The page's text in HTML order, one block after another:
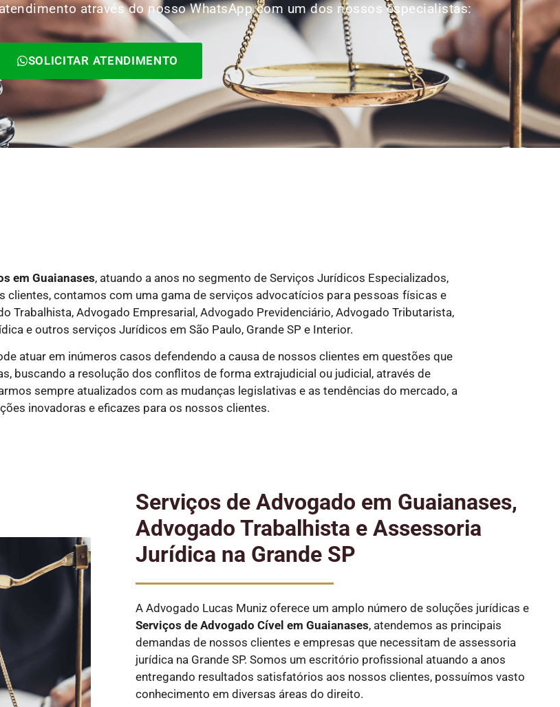
através do nosso WhatsApp com um dos nossos especialistas:
SOLICITAR ATENDIMENTO
em Guaianases, atuando a anos no segmento de Serviços Jurídicos Especializados,
clientes, contamos com uma gama de serviços advocatícios para pessoas físicas e
Trabalhista, Advogado Empresarial, Advogado Previdenciário, Advogado Tributarista,
e outros serviços Jurídicos em São Paulo, Grande SP e Interior.
atuar em inúmeros casos defendendo a causa de nossos clientes em questões que
buscando a resolução dos conflitos de forma extrajudicial ou judicial, através de
sempre atualizados com as mudanças legislativas e as tendências do mercado, a
inovadoras e eficazes para os nossos clientes.
Serviços de Advogado em Guaianases,
Advogado Trabalhista e Assessoria
Jurídica na Grande SP
A Advogado Lucas Muniz oferece um amplo número de soluções jurídicas e
Serviços de Advogado Cívelem Guaianases, atendemos as principais
demandas de nossos clientes e empresas que necessitam de assessoria
jurídica na Grande SP. Somos um escritório profissional atuando a anos
entregando resultados satisfatórios aos nossos clientes, possuímos vasto
conhecimento em diversas áreas do direito.